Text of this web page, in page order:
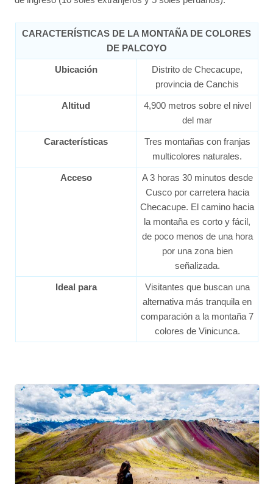
CARACTERÍSTICAS DE LA MONTAÑA DE COLORES
DE PALCOYO
Ubicación
Distrito de Checacupe,
provincia de Canchis
Altitud
4,900 metros sobre el nivel
del mar
Características
Tres montañas con franjas
multicolores naturales.
Acceso
A 3 horas 30 minutos desde
Cusco por carretera hacia
Checacupe. El camino hacia
la montaña es corto y fácil,
de poco menos de una hora
por una zona bien
señalizada.
Ideal para
Visitantes que buscan una
alternativa más tranquila en
comparación a la montaña 7
colores de Vinicunca.